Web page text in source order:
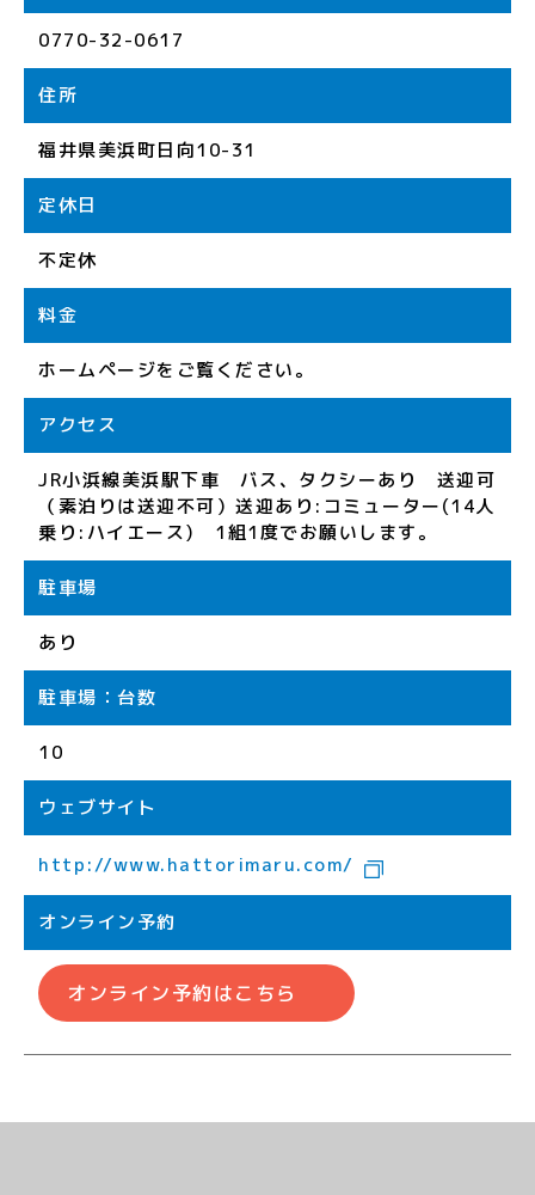
0770-32-0617
住所
福井県美浜町日向10-31
定休日
不定休
料金
ホームページをご覧ください。
アクセス
JR小浜線美浜駅下車 バス、タクシーあり 送迎可
（素泊りは送迎不可）送迎あり:コミューター(14人
乗り:ハイエース) 1組1度でお願いします。
駐車場
あり
駐車場：台数
10
ウェブサイト
http://www.hattorimaru.com/
オンライン予約
オンライン予約はこちら